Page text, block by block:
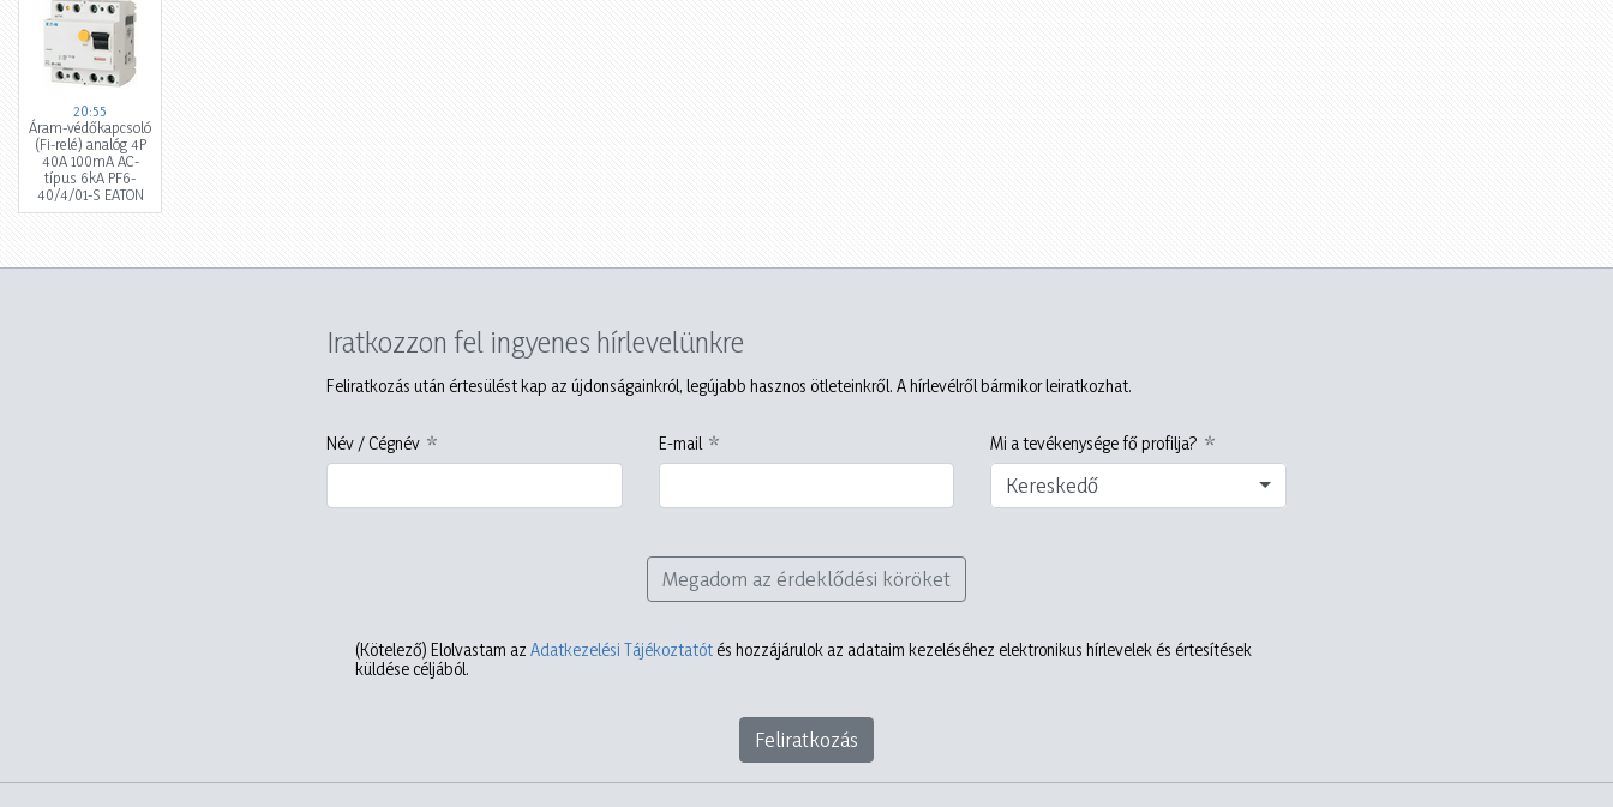
20:55
Áram-védőkapcsoló
(Fi-relé) analóg 4P
40A 100mA AC-
típus 6kA PF6-
40/4/01-S EATON
Iratkozzon fel ingyenes hírlevelünkre
Feliratkozás után értesülést kap az újdonságainkról, legújabb hasznos ötleteinkről. A hírlevélről bármikor leiratkozhat.
Név / Cégnév E-mail Mi a tevékenysége fő profilja?
Kereskedő
Megadom az érdeklődési köröket
(Kötelező) Elolvastam az Adatkezelési Tájékoztatót és hozzájárulok az adataim kezeléséhez elektronikus hírlevelek és értesítések
küldése céljából.
Feliratkozás